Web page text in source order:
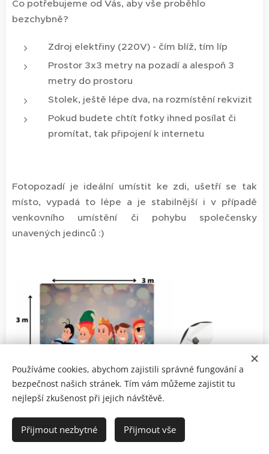
Co potřebujeme od Vás, aby vše proběhlo
bezchybně?
Zdroj elektřiny (220V) - čím blíž, tím líp
Prostor 3x3 metry na pozadí a alespoň 3
metry do prostoru
Stolek, ještě lépe dva, na rozmístění rekvizit
Pokud budete chtít fotky ihned posílat či
promítat, tak připojení k internetu
Fotopozadí je ideální umístit ke zdi, ušetří se tak
místo, vypadá to lépe a je stabilnější i v případě
venkovního umístění či pohybu společensky
unavených jedinců :)
Používáme cookies, abychom zajistili správné fungování a
bezpečnost našich stránek. Tím vám můžeme zajistit tu
nejlepší zkušenost při jejich návštěvě.
Přijmout nezbytné Přijmout vše